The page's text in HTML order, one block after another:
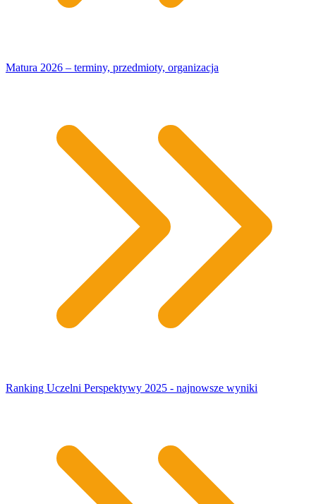
Matura 2026 – terminy, przedmioty, organizacja
Ranking Uczelni Perspektywy 2025 - najnowsze wyniki